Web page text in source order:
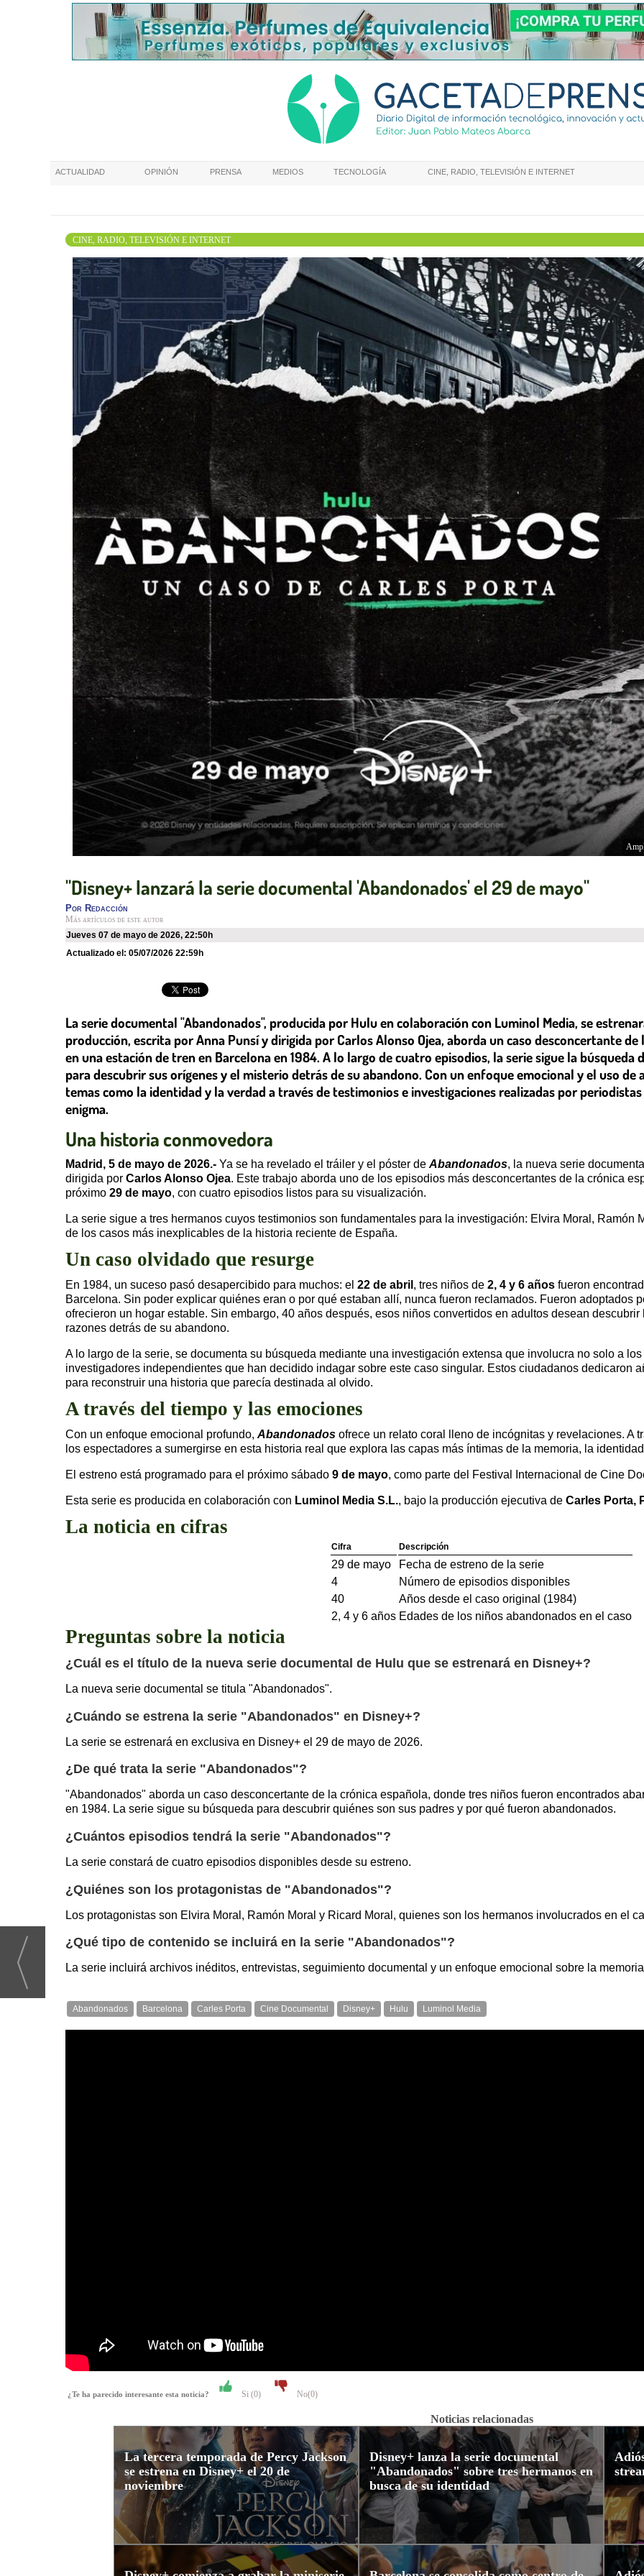
ACTUALIDAD OPINIÓN PRENSA MEDIOS TECNOLOGÍA CINE, RADIO, TELEVISIÓN E INTERNET
CINE, RADIO, TELEVISIÓN E INTERNET
"Disney+ lanzará la serie documental 'Abandonados' el 29 de mayo"
Por Redacción
Más artículos de este autor
jueves 07 de mayo de 2026, 22:50h
Actualizado el: 05/07/2026 22:59h
La serie documental "Abandonados", producida por Hulu en colaboración con Luminol Media, se
producción, escrita por Anna Punsí y dirigida por Carlos Alonso Ojea, aborda un caso desconcertante
en una estación de tren en Barcelona en 1984. A lo largo de cuatro episodios, la serie sigue la búsqueda
para descubrir sus orígenes y el misterio detrás de su abandono. Con un enfoque emocional y el uso
temas como la identidad y la verdad a través de testimonios e investigaciones realizadas por
enigma.
Una historia conmovedora
Madrid, 5 de mayo de 2026.- Ya se ha revelado el tráiler y el póster de Abandonados, la nueva serie
dirigida por Carlos Alonso Ojea. Este trabajo aborda uno de los episodios más desconcertantes de la crónica
próximo 29 de mayo, con cuatro episodios listos para su visualización.
La serie sigue a tres hermanos cuyos testimonios son fundamentales para la investigación: Elvira Moral, Ramón
de los casos más inexplicables de la historia reciente de España.
Un caso olvidado que resurge
En 1984, un suceso pasó desapercibido para muchos: el 22 de abril , tres niños de 2, 4 y 6 años fueron
Barcelona. Sin poder explicar quiénes eran o por qué estaban allí, nunca fueron reclamados. Fueron adoptados
ofrecieron un hogar estable. Sin embargo, 40 años después, esos niños convertidos en adultos desean
razones detrás de su abandono.
A lo largo de la serie, se documenta su búsqueda mediante una investigación extensa que involucra no solo a
investigadores independientes que han decidido indagar sobre este caso singular. Estos ciudadanos dedicaron
para reconstruir una historia que parecía destinada al olvido.
A través del tiempo y las emociones
Con un enfoque emocional profundo, Abandonados ofrece un relato coral lleno de incógnitas y revelaciones. A
los espectadores a sumergirse en esta historia real que explora las capas más íntimas de la memoria, la
El estreno está programado para el próximo sábado 9 de mayo, como parte del Festival Internacional de Cine
Esta serie es producida en colaboración con Luminol Media S.L., bajo la producción ejecutiva de Carles Porta,
La noticia en cifras
Cifra Descripción
29 de mayo
Fecha de estreno de la serie
4
Número de episodios disponibles
40
Años desde el caso original (1984)
2, 4 y 6 años Edades de los niños abandonados en el caso
Preguntas sobre la noticia
¿Cuál es el título de la nueva serie documental de Hulu que se estrenará en Disney+?
La nueva serie documental se titula "Abandonados".
¿Cuándo se estrena la serie "Abandonados" en Disney+?
La serie se estrenará en exclusiva en Disney+ el 29 de mayo de 2026.
¿De qué trata la serie "Abandonados"?
"Abandonados" aborda un caso desconcertante de la crónica española, donde tres niños fueron encontrados
en 1984. La serie sigue su búsqueda para descubrir quiénes son sus padres y por qué fueron abandonados.
¿Cuántos episodios tendrá la serie "Abandonados"?
La serie constará de cuatro episodios disponibles desde su estreno.
¿Quiénes son los protagonistas de "Abandonados"?
Los protagonistas son Elvira Moral, Ramón Moral y Ricard Moral, quienes son los hermanos involucrados en el
¿Qué tipo de contenido se incluirá en la serie "Abandonados"?
La serie incluirá archivos inéditos, entrevistas, seguimiento documental y un enfoque emocional sobre la
Abandonados Barcelona Carles Porta Cine Documental Disney+ Hulu Luminol Media
¿Te ha parecido interesante esta noticia? Si (0) No(0)
Noticias relacionadas
La tercera temporada de Percy Jackson
se estrena en Disney+ el 20 de
noviembre
Disney+ lanza la serie documental
"Abandonados" sobre tres hermanos en
busca de su identidad